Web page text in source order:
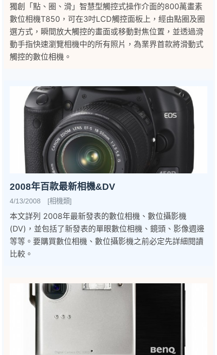
獨創「點、圈、滑」智慧型觸控式操作介面的800萬畫素
數位相機T850，可在3吋LCD觸控面板上，經由點圈及圈
選方式，瞬間放大觸控的畫面或移動對焦位置，並透過滑
動手指快速瀏覽相機中的所有照片，為業界首款將滑動式
觸控的數位相機。
2008年百款最新相機&DV
4/13/2008 [相機類]
本文詳列 2008年最新發表的數位相機、數位攝影機
(DV)，並包括了新發表的單眼數位相機、鏡頭、影像週邊
等等。要購買數位相機、數位攝影機之前必定先詳細閱讀
比較。